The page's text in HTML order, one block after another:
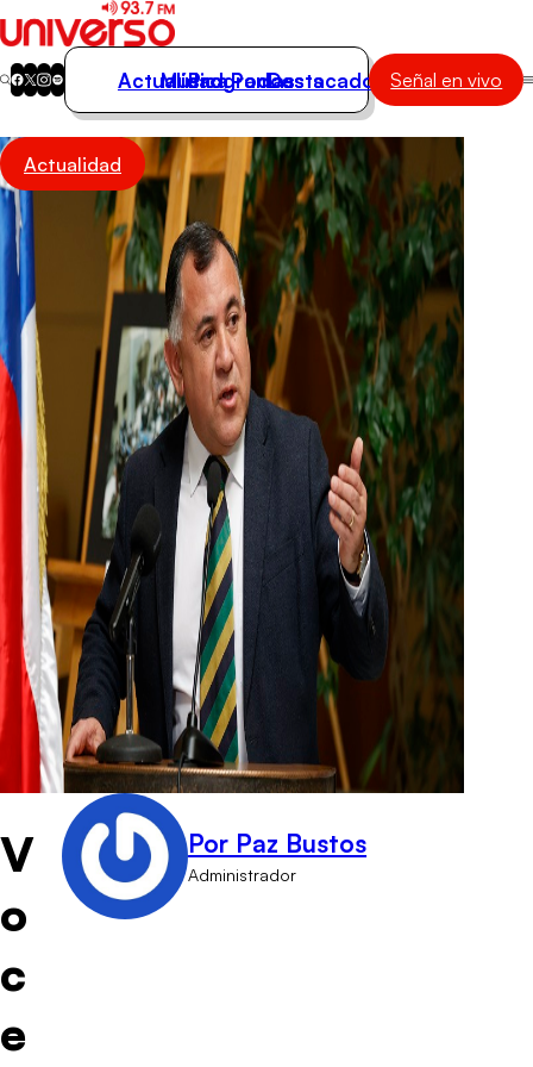
Actualidad
Música
Programas
Podcasts
Destacados
Actualidad
Música
Programas
Podcasts
Destacados Señal en vivo
Actualidad
V
o
c
e
Por Paz Bustos
Administrador